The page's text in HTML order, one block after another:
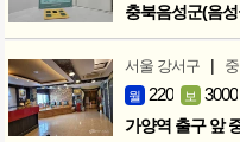
충북음성군(음
서울 강서구 |
월 220 보 3000
가양역 출구 앞